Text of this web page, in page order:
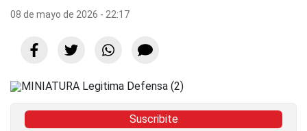
08 de mayo de 2026 - 22:17
Suscribite